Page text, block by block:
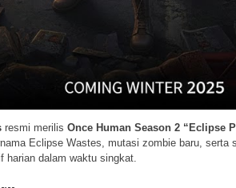
resmi merilisOnce Human Season 2 “Eclipse
Eclipse Wastes, mutasi zombie baru,
harian dalam waktu singkat.